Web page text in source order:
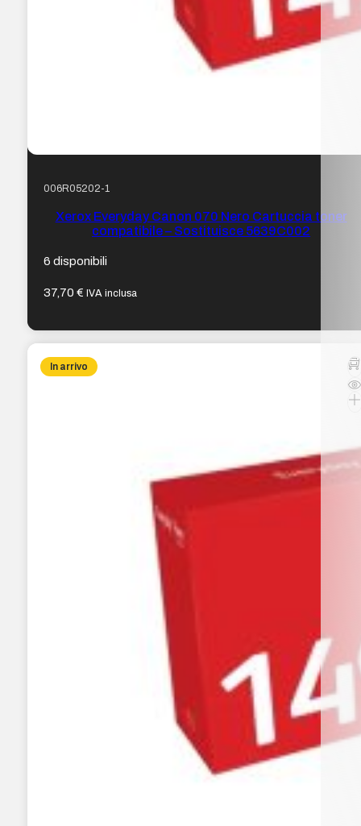
006R05202-1
Xerox Everyday Canon 070 Nero Cartuccia toner
compatibile – Sostituisce 5639C002
6 disponibili
37,70€ IVA inclusa
In arrivo